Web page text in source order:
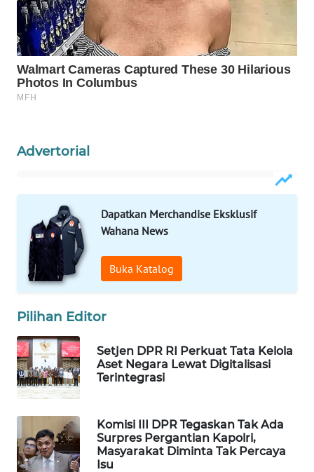
Advertorial
Dapatkan Merchandise Eksklusif
Wahana News
Buka Katalog
Pilihan Editor
Setjen DPR RI Perkuat Tata Kelola
Aset Negara Lewat Digitalisasi
Terintegrasi
Komisi III DPR Tegaskan Tak Ada
Surpres Pergantian Kapolri,
Masyarakat Diminta Tak Percaya
Isu
Wahana
Media
Group
WAHANA
NEWS
ADVOKAT
WAHANA
INFRASTRUKTUR
WAHANA
KONSUMEN
WAHANA
LISTRIK
WAHANA
TRAVEL
WAHANA
TV